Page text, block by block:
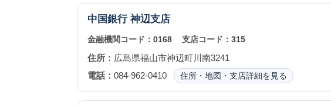
中国銀行 神辺支店
金融機関コード： 0168 支店コード： 315
住所： 広島県福山市神辺町川南3241
電話： 084-962-0410 住所・地図・支店詳細を見る